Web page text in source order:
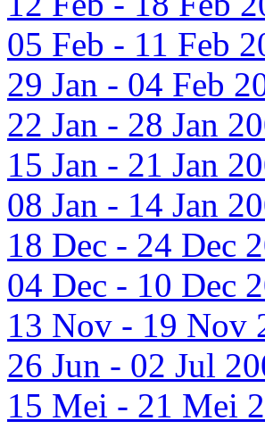
05 Feb - 11 Feb
29 Jan - 04 Feb
22 Jan - 28 Jan
15 Jan - 21 Jan
08 Jan - 14 Jan
18 Dec - 24 Dec
04 Dec - 10 Dec
13 Nov - 19 Nov
26 Jun - 02 Jul
15 Mei - 21 Mei